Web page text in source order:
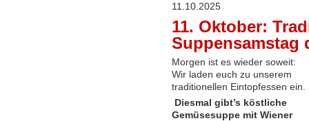
11.10.2025
11. Oktober:
Suppensamstag
Morgen ist es wieder soweit:
Wir laden euch zu unserem
traditionellen Eintopfessen ein.
Diesmal gibt’s köstliche
Gemüsesuppe mit Wiener